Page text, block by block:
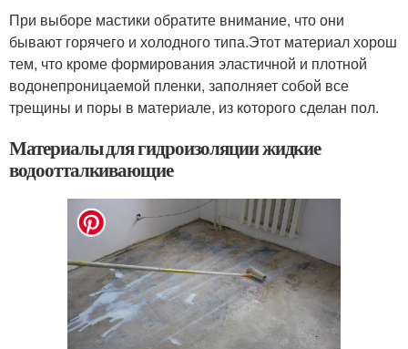
При выборе мастики обратите внимание, что они
бывают горячего и холодного типа.Этот материал хорош
тем, что кроме формирования эластичной и плотной
водонепроницаемой пленки, заполняет собой все
трещины и поры в материале, из которого сделан пол.
Материалы для гидроизоляции жидкие
водоотталкивающие